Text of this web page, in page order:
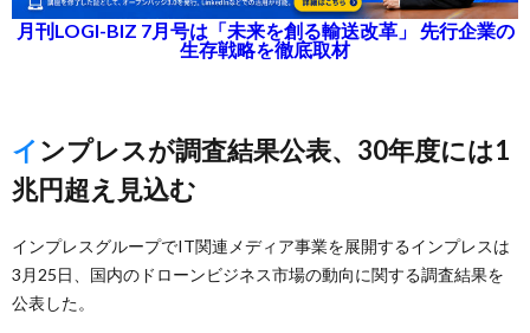
月刊LOGI-BIZ 7月号は「未来を創る輸送改革」 先行企業の
生存戦略を徹底取材
インプレスが調査結果公表、30年度には1
兆円超え見込む
インプレスグループでIT関連メディア事業を展開するインプレスは
3月25日、国内のドローンビジネス市場の動向に関する調査結果を
公表した。